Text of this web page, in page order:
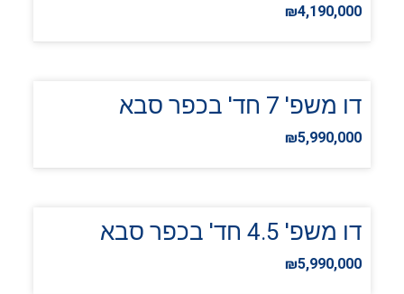
₪4,190,000
דו משפ' 7 חד' בכפר סבא
₪5,990,000
דו משפ' 4.5 חד' בכפר סבא
₪5,990,000